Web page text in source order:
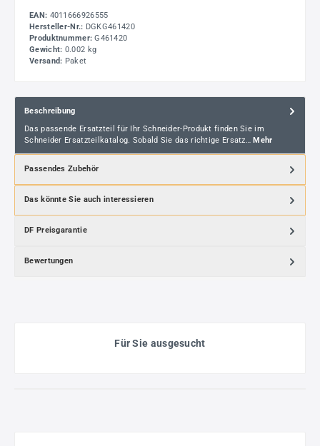
EAN: 4011666926555
Hersteller-Nr.: DGKG461420
Produktnummer: G461420
Gewicht: 0.002 kg
Versand: Paket
Beschreibung
Das passende Ersatzteil für Ihr Schneider-Produkt finden Sie im
Schneider Ersatzteilkatalog. Sobald Sie das richtige Ersatz…Mehr
Passendes Zubehör
Das könnte Sie auch interessieren
DF Preisgarantie
Bewertungen
Für Sie ausgesucht